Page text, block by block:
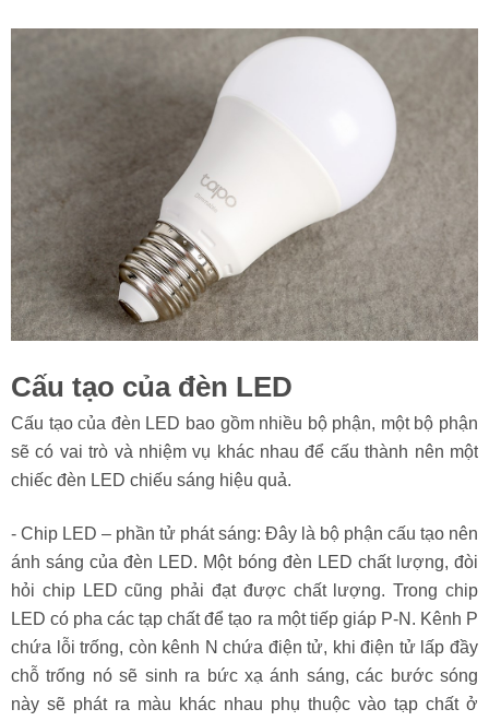
Cấu tạo của đèn LED
Cấu tạo của đèn LED bao gồm nhiều bộ phận, một bộ phận
sẽ có vai trò và nhiệm vụ khác nhau để cấu thành nên một
chiếc đèn LED chiếu sáng hiệu quả.
- Chip LED – phần tử phát sáng: Đây là bộ phận cấu tạo nên
ánh sáng của đèn LED. Một bóng đèn LED chất lượng, đòi
hỏi chip LED cũng phải đạt được chất lượng. Trong chip
LED có pha các tạp chất để tạo ra một tiếp giáp P-N. Kênh P
chứa lỗi trống, còn kênh N chứa điện tử, khi điện tử lấp đầy
chỗ trống nó sẽ sinh ra bức xạ ánh sáng, các bước sóng
này sẽ phát ra màu khác nhau phụ thuộc vào tạp chất ở